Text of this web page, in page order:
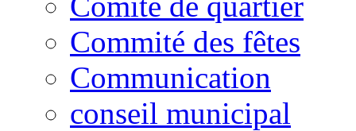
Commité des fêtes
Communication
conseil municipal